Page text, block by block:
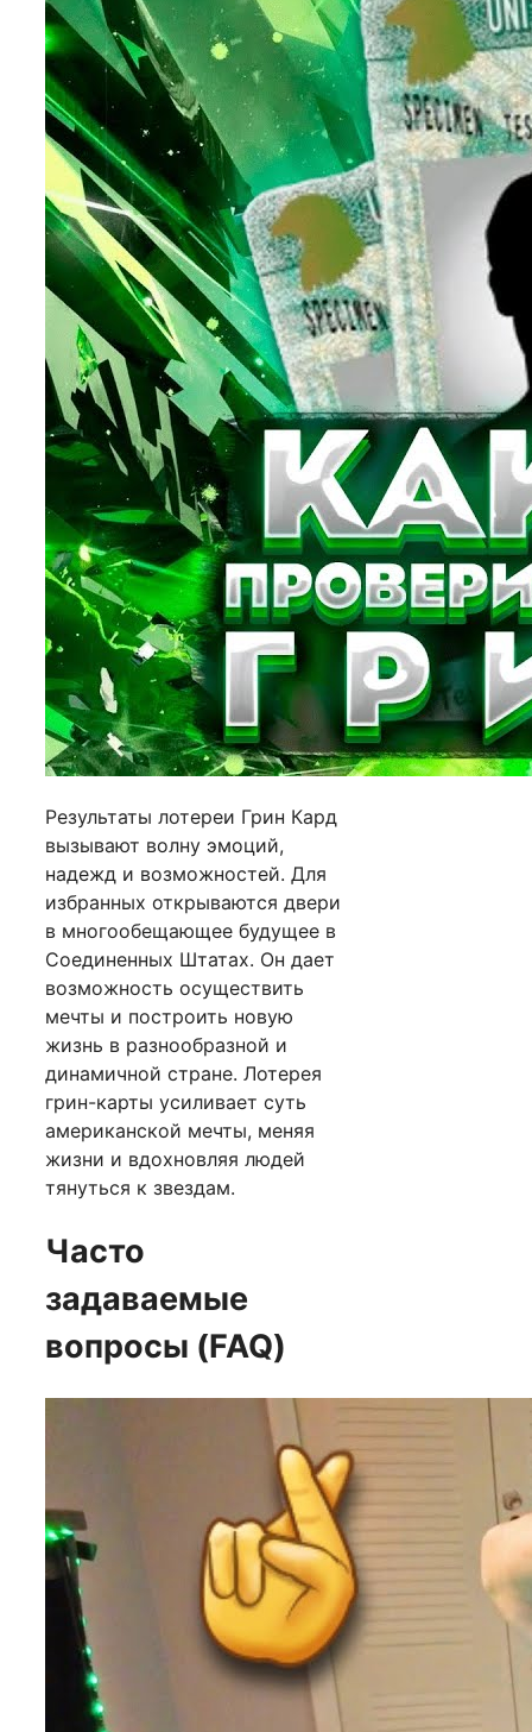
Результаты лотереи Грин Кард
вызывают волну эмоций,
надежд и возможностей. Для
избранных открываются двери
в многообещающее будущее в
Соединенных Штатах. Он дает
возможность осуществить
мечты и построить новую
жизнь в разнообразной и
динамичной стране. Лотерея
грин-карты усиливает суть
американской мечты, меняя
жизни и вдохновляя людей
тянуться к звездам.
Часто
задаваемые
вопросы (FAQ)